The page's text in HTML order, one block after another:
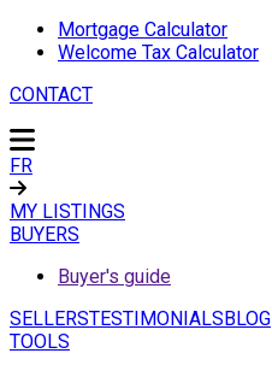
Mortgage Calculator
Welcome Tax Calculator
CONTACT
FR
MY LISTINGS
BUYERS
Buyer's guide
SELLERSTESTIMONIALSBLOG
TOOLS